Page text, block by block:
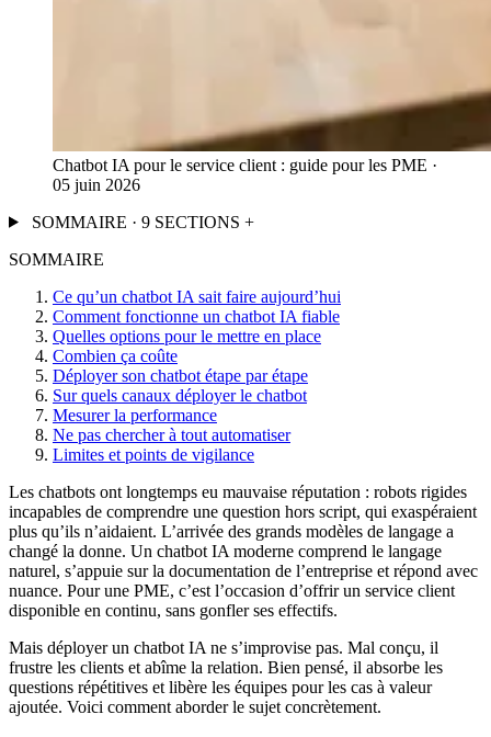
Chatbot IA pour le service client : guide pour les PME ·
05 juin 2026
SOMMAIRE · 9 SECTIONS +
SOMMAIRE
Ce qu’un chatbot IA sait faire aujourd’hui
Comment fonctionne un chatbot IA fiable
Quelles options pour le mettre en place
Combien ça coûte
Déployer son chatbot étape par étape
Sur quels canaux déployer le chatbot
Mesurer la performance
Ne pas chercher à tout automatiser
Limites et points de vigilance
Les chatbots ont longtemps eu mauvaise réputation : robots rigides
incapables de comprendre une question hors script, qui exaspéraient
plus qu’ils n’aidaient. L’arrivée des grands modèles de langage a
changé la donne. Un chatbot IA moderne comprend le langage
naturel, s’appuie sur la documentation de l’entreprise et répond avec
nuance. Pour une PME, c’est l’occasion d’offrir un service client
disponible en continu, sans gonfler ses effectifs.
Mais déployer un chatbot IA ne s’improvise pas. Mal conçu, il
frustre les clients et abîme la relation. Bien pensé, il absorbe les
questions répétitives et libère les équipes pour les cas à valeur
ajoutée. Voici comment aborder le sujet concrètement.